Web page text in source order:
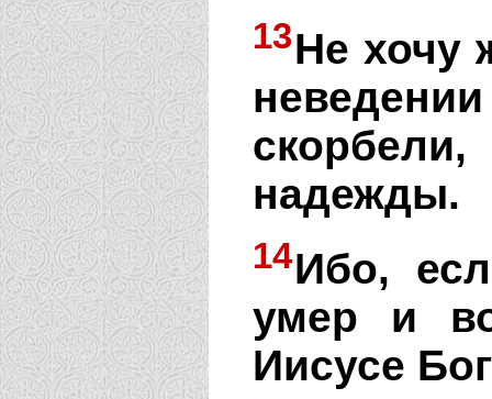
13Не хочу
надежды.
14Ибо,
умер и
Иисусе